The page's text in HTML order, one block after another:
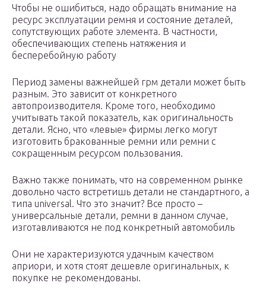
Чтобы не ошибиться, надо обращать внимание на
ресурс эксплуатации ремня и состояние деталей,
сопутствующих работе элемента. В частности,
обеспечивающих степень натяжения и
бесперебойную работу
Период замены важнейшей грм детали может быть
разным. Это зависит от конкретного
автопроизводителя. Кроме того, необходимо
учитывать такой показатель, как оригинальность
детали. Ясно, что «левые» фирмы легко могут
изготовить бракованные ремни или ремни с
сокращенным ресурсом пользования.
Важно также понимать, что на современном рынке
довольно часто встретишь детали не стандартного, а
типа universal. Что это значит? Все просто –
универсальные детали, ремни в данном случае,
изготавливаются не под конкретный автомобиль
Они не характеризуются удачным качеством
априори, и хотя стоят дешевле оригинальных, к
покупке не рекомендованы.